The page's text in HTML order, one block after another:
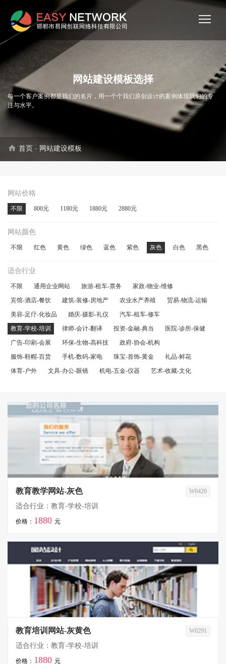
网站建设模板选择
每一个客户案例都是我们的名片，用一个个我们原创设计的案例体现我们的专
注与水平。
home 首页 - 网站建设模板
网站价格
不限 800元 1180元 1880元 2880元
网站颜色
不限 红色 黄色 绿色 蓝色 紫色 灰色 白色 黑色
适合行业
不限 通用企业网站 旅游-租车-票务
家政-物业-维修
宾馆-酒店-餐饮
建筑-装修-房地产 农业水产养殖
贸易-物流-运输
美容-足疗-化妆品
婚庆-摄影-礼仪
汽车-租车-修车
教育-学校-培训
律师-会计-翻译 投资-金融-典当
医院-诊所-保健
广告-印刷-会展
环保-生物-高科技
政府-协会-机构
服饰-鞋帽-百货
手机-数码-家电 珠宝-首饰-黄金
礼品-鲜花
体育-户外
文具-办公-眼镜 机电-五金-仪器 艺术-收藏-文化
教育教学网站-灰色 W0420
适合行业：教育-学校-培训
价格： 1880 元
教育培训网站-灰黄色 W0291
适合行业：教育-学校-培训
价格： 1880 元